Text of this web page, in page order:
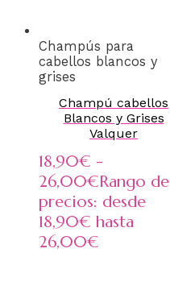
Champús para
cabellos blancos y
grises
Champú cabellos
Blancos y Grises
Valquer
18,90€ -
26,00€Rango de
precios: desde
18,90€ hasta
26,00€